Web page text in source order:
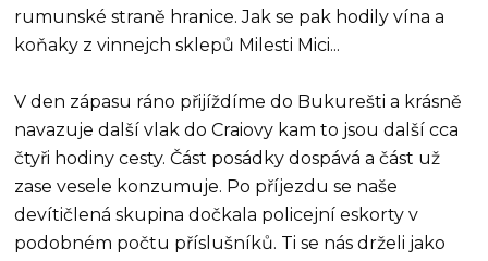
rumunské straně hranice. Jak se pak hodily vína a
koňaky z vinnejch sklepů Milesti Mici...
V den zápasu ráno přijíždíme do Bukurešti a krásně
navazuje další vlak do Craiovy kam to jsou další cca
čtyři hodiny cesty. Část posádky dospává a část už
zase vesele konzumuje. Po příjezdu se naše
devítičlená skupina dočkala policejní eskorty v
podobném počtu příslušníků. Ti se nás drželi jako